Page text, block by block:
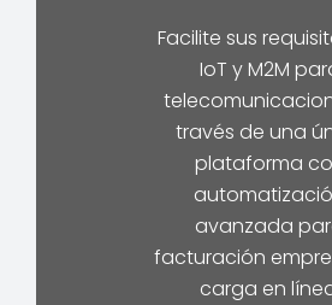
Facilite sus
IoT y M2M
través de una
plataforma
avanzada
facturación
carga en